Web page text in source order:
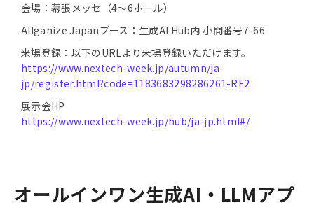
会場：幕張メッセ（4～6ホール）
Allganize Japanブース：生成AI Hub内 小間番号7-66
来場登録：以下のURLより来場登録いただけます。
https://www.nextech-week.jp/autumn/ja-
jp/register.html?code=1183683298286261-RF2
展示会HP
https://www.nextech-week.jp/hub/ja-jp.html#/
オールインワン生成AI・LLMアプ